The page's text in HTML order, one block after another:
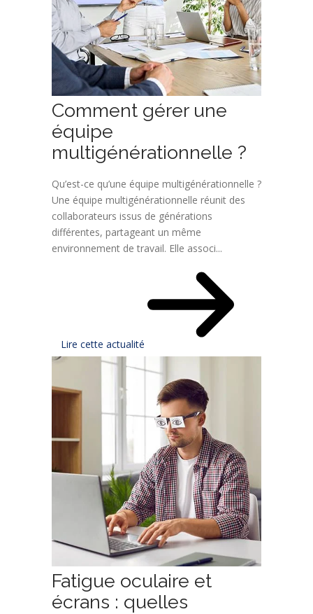
Comment gérer une
équipe
multigénérationnelle ?
Qu’est-ce qu’une équipe multigénérationnelle ?
Une équipe multigénérationnelle réunit des
collaborateurs issus de générations
différentes, partageant un même
environnement de travail. Elle associ...
Lire cette actualité
Fatigue oculaire et
écrans : quelles